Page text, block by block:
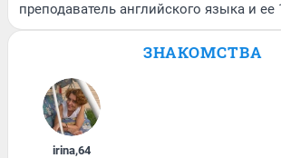
преподаватель английского языка и ее
ЗНАКОМСТВА
irina,64